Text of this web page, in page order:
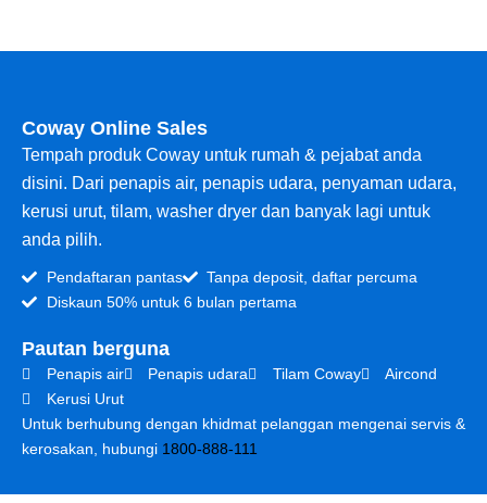
Coway Online Sales
Tempah produk Coway untuk rumah & pejabat anda
disini. Dari penapis air, penapis udara, penyaman udara,
kerusi urut, tilam, washer dryer dan banyak lagi untuk
anda pilih.
Pendaftaran pantas
Tanpa deposit, daftar percuma
Diskaun 50% untuk 6 bulan pertama
Pautan berguna
Penapis air Penapis udara Tilam Coway
Aircond
Kerusi Urut
Untuk berhubung dengan khidmat pelanggan mengenai servis &
kerosakan, hubungi 1800-888-111